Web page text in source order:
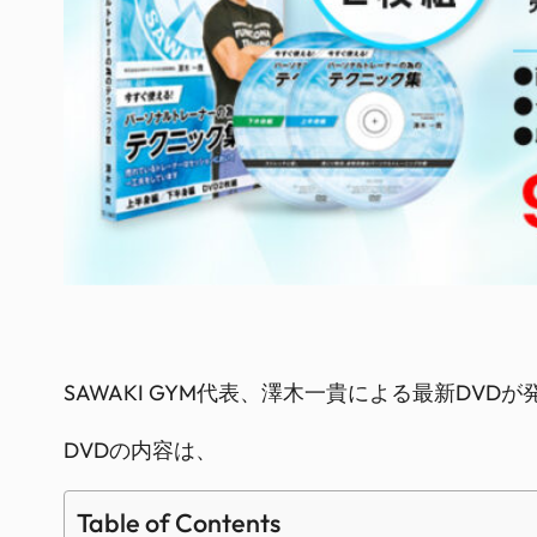
SAWAKI GYM代表、澤木一貴による最新DVDが
DVDの内容は、
Table of Contents